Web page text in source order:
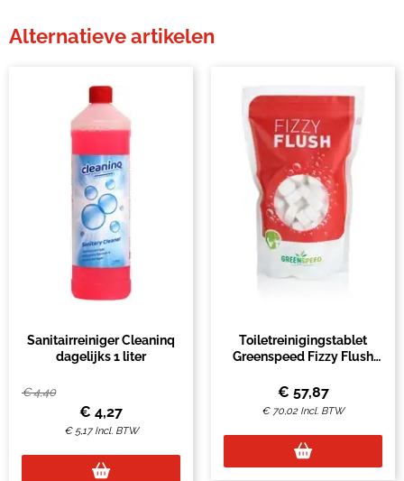
Alternatieve artikelen
Sanitairreiniger Cleaninq
dagelijks 1 liter
€4,40
€ 4,27
€ 5,17 Incl. BTW
Toiletreinigingstablet
Greenspeed Fizzy Flush
€ 57,87
€ 70,02 Incl. BTW